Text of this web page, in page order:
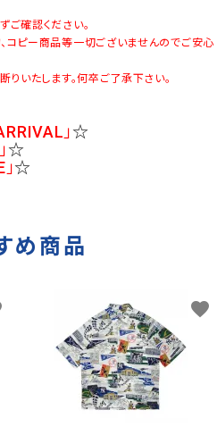
確認ください。
コピー商品等一切ございませんのでご安心
いたします。何卒ご了承下さい。
」☆
☆
☆
め商品
favorite